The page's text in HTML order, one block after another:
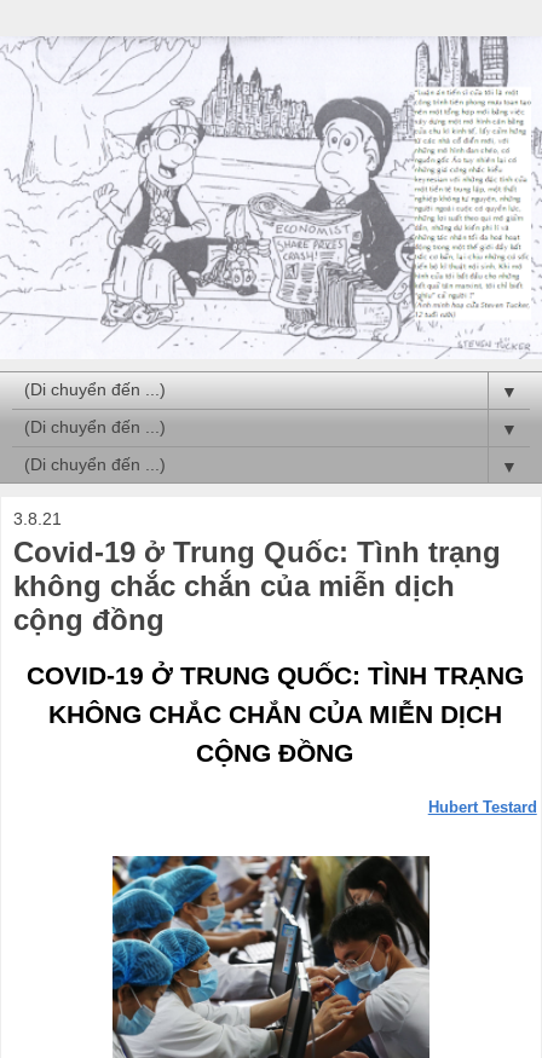
▼
▼
▼
3.8.21
Covid-19 ở Trung Quốc: Tình trạng
không chắc chắn của miễn dịch
cộng đồng
COVID-19 Ở TRUNG QUỐC: TÌNH TRẠNG
KHÔNG CHẮC CHẮN CỦA MIỄN DỊCH
CỘNG ĐỒNG
Hubert Testard